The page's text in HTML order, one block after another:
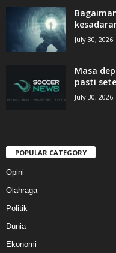
July 30, 2026
Masa
pasti
July 30, 2026
POPULAR CATEGORY
Opini
Olahraga
Politik
Dunia
Ekonomi